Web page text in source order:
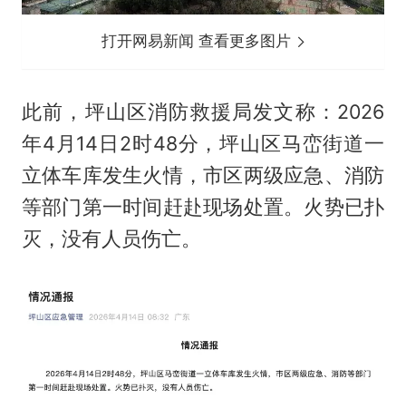
打开网易新闻 查看更多图片
此前，坪山区消防救援局发文称：2026
年4月14日2时48分，坪山区马峦街道一
立体车库发生火情，市区两级应急、消防
等部门第一时间赶赴现场处置。火势已扑
灭，没有人员伤亡。